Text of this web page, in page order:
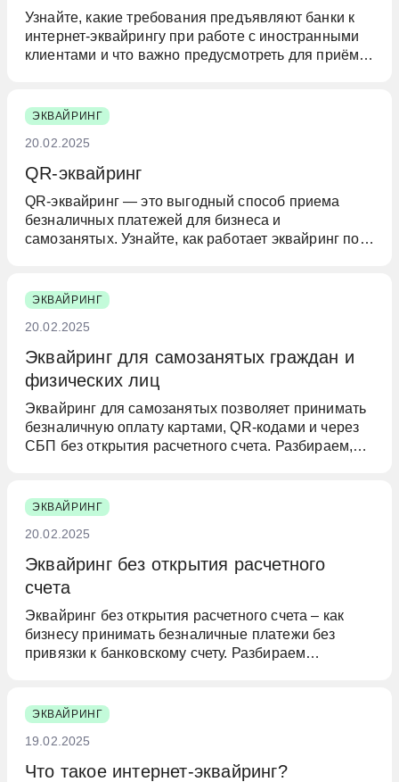
Узнайте, какие требования предъявляют банки к
интернет-эквайрингу при работе с иностранными
клиентами и что важно предусмотреть для приёма
ЭКВАЙРИНГ
20.02.2025
QR-эквайринг
QR-эквайринг — это выгодный способ приема
безналичных платежей для бизнеса и
самозанятых. Узнайте, как работает эквайринг по
комиссии.
ЭКВАЙРИНГ
20.02.2025
Эквайринг для самозанятых граждан и
физических лиц
Эквайринг для самозанятых позволяет принимать
безналичную оплату картами, QR-кодами и через
СБП без открытия расчетного счета. Разбираем,
бизнесом.
ЭКВАЙРИНГ
20.02.2025
Эквайринг без открытия расчетного
счета
Эквайринг без открытия расчетного счета – как
бизнесу принимать безналичные платежи без
привязки к банковскому счету. Разбираем
ЭКВАЙРИНГ
19.02.2025
Что такое интернет-эквайринг?